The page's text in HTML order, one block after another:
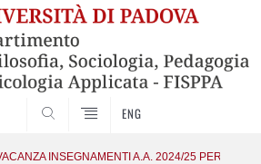
ENG
INSEGNAMENTI A.A. 2024/25 PER